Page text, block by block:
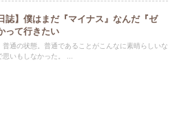
誌】僕はまだ『マイナス』なんだ『ゼ
って行きたい
普通の状態。普通であることがこんなに素晴らしいな
思いもしなかった。 ...